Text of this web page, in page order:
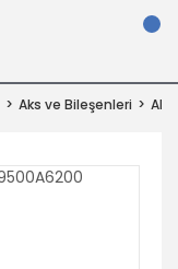
Aks ve Bileşenleri Aks